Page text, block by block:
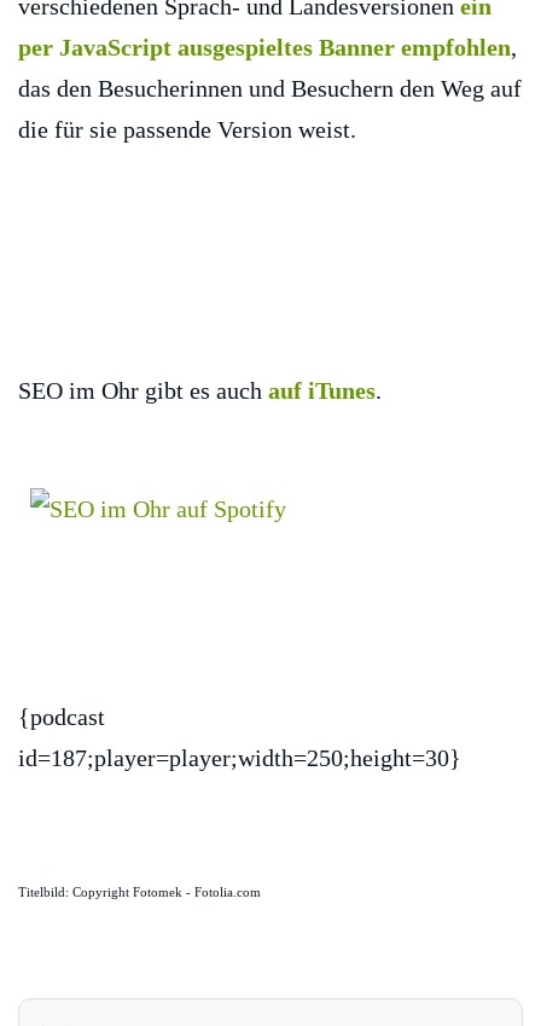
verschiedenen Sprach- und Landesversionen ein
per JavaScript ausgespieltes Banner empfohlen,
das den Besucherinnen und Besuchern den Weg auf
die für sie passende Version weist.
SEO im Ohr gibt es auch auf iTunes.
{podcast
id=187;player=player;width=250;height=30}
Titelbild: Copyright Fotomek - Fotolia.com